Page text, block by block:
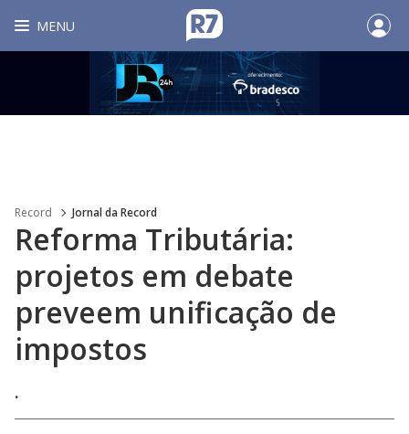
MENU
Record Jornal da Record
Reforma Tributária:
projetos em debate
preveem unificação de
impostos
.